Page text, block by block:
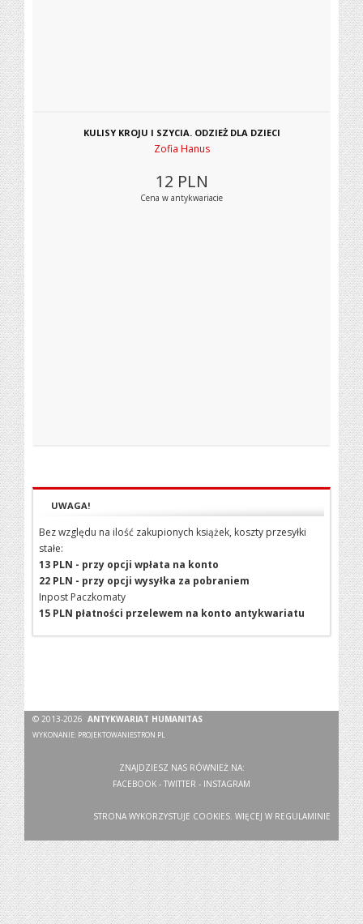
KULISY KROJU I SZYCIA. ODZIEŻ DLA DZIECI
Zofia Hanus
12 PLN
Cena w antykwariacie
UWAGA!
Bez względu na ilość zakupionych książek, koszty przesyłki
stałe:
13 PLN - przy opcji wpłata na konto
22 PLN - przy opcji wysyłka za pobraniem
Inpost Paczkomaty
15 PLN płatności przelewem na konto antykwariatu
© 2013-2026ANTYKWARIAT HUMANITAS
WYKONANIE: PROJEKTOWANIESTRON.PL
ZNAJDZIESZ NAS RÓWNIEŻ NA:
FACEBOOK - TWITTER - INSTAGRAM
STRONA WYKORZYSTUJE COOKIES. WIĘCEJ W REGULAMINIE